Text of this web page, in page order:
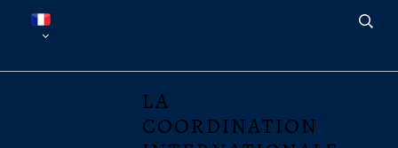
LA
COORDINATION